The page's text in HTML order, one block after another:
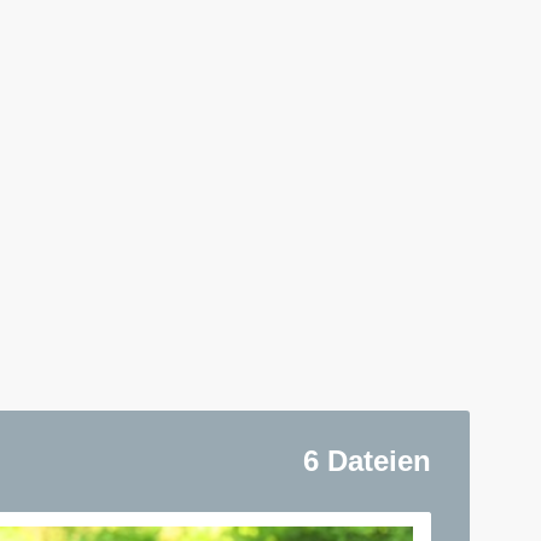
6 Dateien